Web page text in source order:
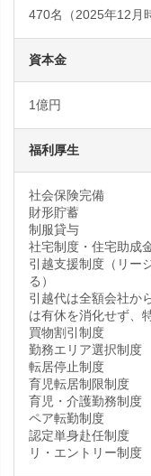
470名（2025年12月
資本金
1億円
福利厚生
社会保険完備
財形貯蓄
制服貸与
社宅制度・住宅助成
引越支援制度（リー
る）
引越代は全額会社か
は有休を消化せず、
買物割引制度
勤務エリア選択制度
転居停止制度
育児転居制限制度
育児・介護勤務制度
ペア転勤制度
認定単身赴任制度
リ・エントリー制度